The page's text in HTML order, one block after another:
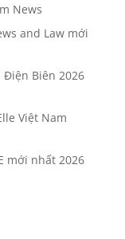
News
and Law mới
Biên 2026
Việt Nam
mới nhất 2026